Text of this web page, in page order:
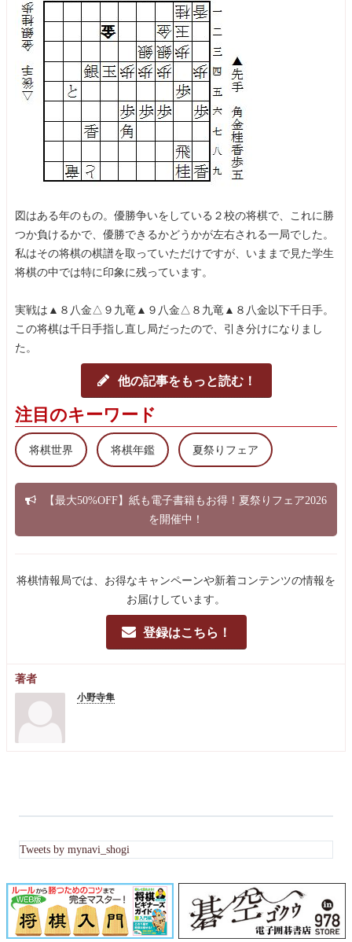
図はある年のもの。優勝争いをしている２校の将棋で、これに勝
つか負けるかで、優勝できるかどうかが左右される一局でした。
私はその将棋の棋譜を取っていただけですが、いままで見た学生
将棋の中では特に印象に残っています。
実戦は▲８八金△９九竜▲９八金△８九竜▲８八金以下千日手。
この将棋は千日手指し直し局だったので、引き分けになりまし
た。
他の記事をもっと読む！
注目のキーワード
将棋世界 将棋年鑑 夏祭りフェア
【最大50%OFF】紙も電子書籍もお得！夏祭りフェア2026
を開催中！
将棋情報局では、お得なキャンペーンや新着コンテンツの情報を
お届けしています。
登録はこちら！
著者
小野寺隼
Tweets by mynavi_shogi